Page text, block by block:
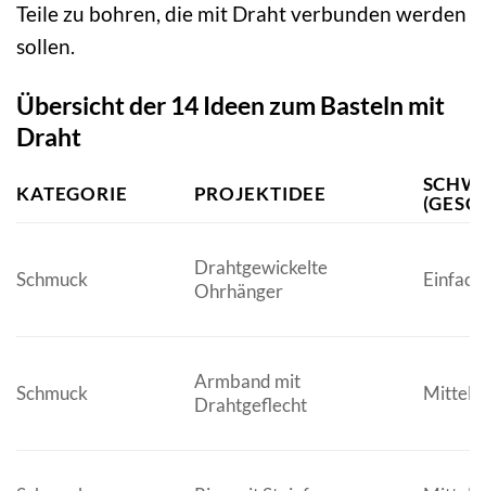
Teile zu bohren, die mit Draht verbunden werden
sollen.
Übersicht der 14 Ideen zum Basteln mit
Draht
KATEGORIE PROJEKTIDEE
Schmuck
Drahtgewickelte
Ohrhänger
Einfach
Schmuck
Armband mit
Drahtgeflecht
Mittel